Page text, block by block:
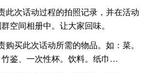
次话动过程的拍照记录，并在活动
空间相册中。让大家回味。
买此次话动所需的物品。如：菜。
鉴、一次性杯。饮料。纸巾…